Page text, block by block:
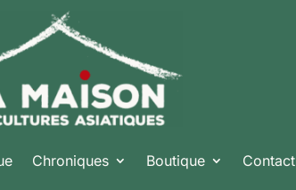
Chroniques Boutique Contact